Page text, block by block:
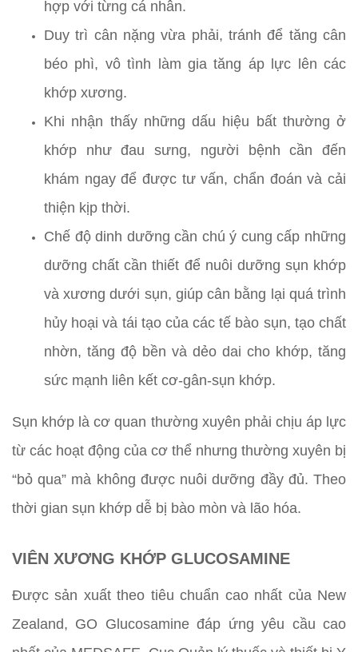
hợp với từng cá nhân.
Duy trì cân nặng vừa phải, tránh để tăng cân
béo phì, vô tình làm gia tăng áp lực lên các
khớp xương.
Khi nhận thấy những dấu hiệu bất thường ở
khớp như đau sưng, người bệnh cần đến
khám ngay để được tư vấn, chẩn đoán và cải
thiện kịp thời.
Chế độ dinh dưỡng cần chú ý cung cấp những
dưỡng chất cần thiết để nuôi dưỡng sụn khớp
và xương dưới sụn, giúp cân bằng lại quá trình
hủy hoại và tái tạo của các tế bào sụn, tạo chất
nhờn, tăng độ bền và dẻo dai cho khớp, tăng
sức mạnh liên kết cơ-gân-sụn khớp.
Sụn khớp là cơ quan thường xuyên phải chịu áp lực
từ các hoạt động của cơ thể nhưng thường xuyên bị
“bỏ qua” mà không được nuôi dưỡng đầy đủ. Theo
thời gian sụn khớp dễ bị bào mòn và lão hóa.
VIÊN XƯƠNG KHỚP GLUCOSAMINE
Được sản xuất theo tiêu chuẩn cao nhất của New
Zealand, GO Glucosamine đáp ứng yêu cầu cao